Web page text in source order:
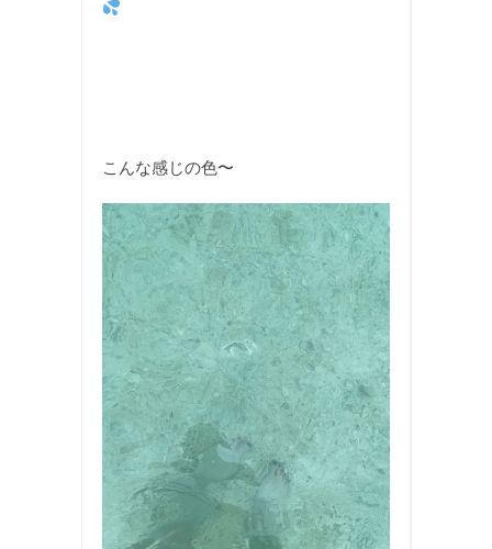
こんな感じの色〜